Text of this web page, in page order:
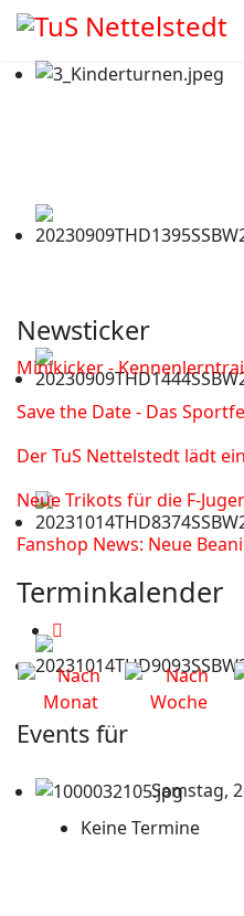
Newsticker
Minikicker -
Save the Date - Das
Der TuS Nettelstedt lädt
Neue Trikots für die F-
Fanshop News: Neue
Terminkalender
Events für
Samstag,
Keine Termine